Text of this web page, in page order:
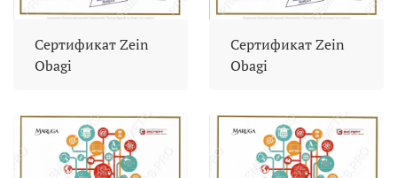
Сертификат Zein
Obagi
Сертификат Zein
Obagi